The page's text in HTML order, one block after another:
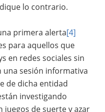
lo contrario.
primera alerta[4]
para aquellos que
en redes sociales sin
una sesión informativa
de dicha entidad
investigando
de suerte y azar